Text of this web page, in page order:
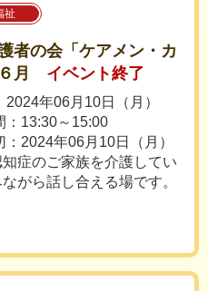
祉
者の会「ケアメン・カ
月
イベント終了
2024年06月10日（月）
：13:30～15:00
：2024年06月10日（月）
症のご家族を介護してい
がら話し合える場です。